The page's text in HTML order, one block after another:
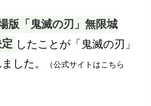
場版「鬼滅の刃」無限城
したことが「鬼滅の刃」
した。
（公式サイトはこちら